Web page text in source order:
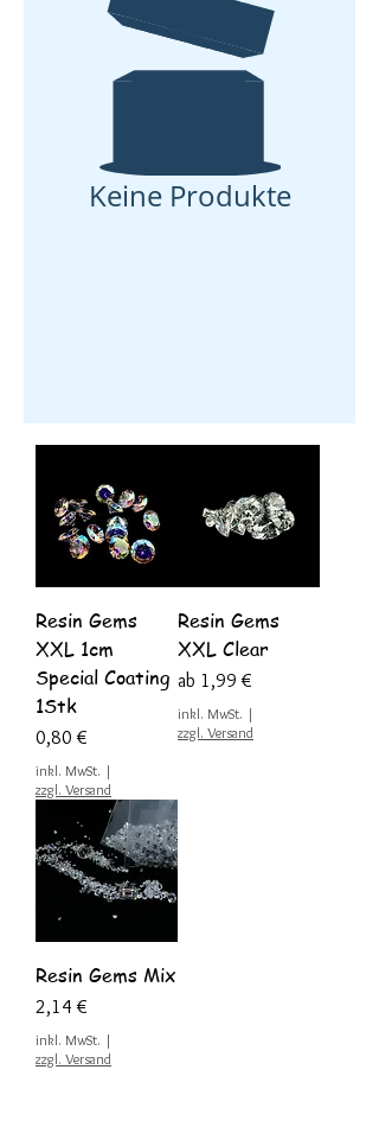
Keine Produkte
Resin Gems
XXL 1cm
Special Coating
1Stk
Preis
0,80 €
inkl. MwSt. |
zzgl. Versand
Resin Gems
XXL Clear
ab 1,99 €
Sale-Preis
inkl. MwSt. |
zzgl. Versand
Resin Gems Mix
Preis
2,14 €
inkl. MwSt. |
zzgl. Versand